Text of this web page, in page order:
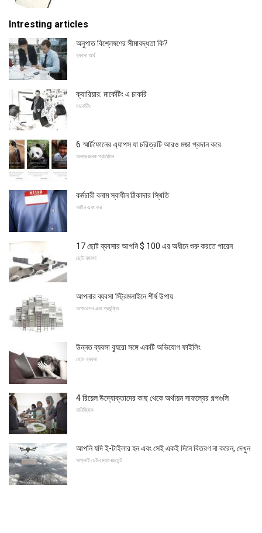
Intresting articles
অনুপাত বিশ্লেষণের সীমাবদ্ধতা কি?
ব্যবসা অর্থ
ক্যারিয়ার: মার্কেটিং এ চাকরি
মার্কেটিং
6 স্মার্টফোনের এ্যাপস যা চরিত্রটি আরও মজা প্রদান করে
অলাভজনক প্রতিষ্ঠান
কর্মচারী বনাম স্বাধীন ঠিকাদার স্থিতি
আইন এবং কর
17 ছোট ব্যবসার আপনি $ 100 এর অধীনে শুরু করতে পারেন
ছোট ব্যবসা
আপনার ব্যবসা স্ট্রিমলাইনে শীর্ষ উপায়
অপারেশন এবং প্রযুক্তি
উন্নত ব্যবসা ব্যুরো সঙ্গে একটি অভিযোগ ফাইলিং
হোম ব্যবসা
4 রিয়েল উদ্যোক্তাদের কাছ থেকে অর্থায়ন সাফল্যের গল্পগুলি
বানিজ্যিক
আপনি যদি ই-টাইলার হন এবং সেই একই দিনে বিতরণ না করেন, দেখুন
সাপ্লাই চেইন ম্যানেজমেন্ট